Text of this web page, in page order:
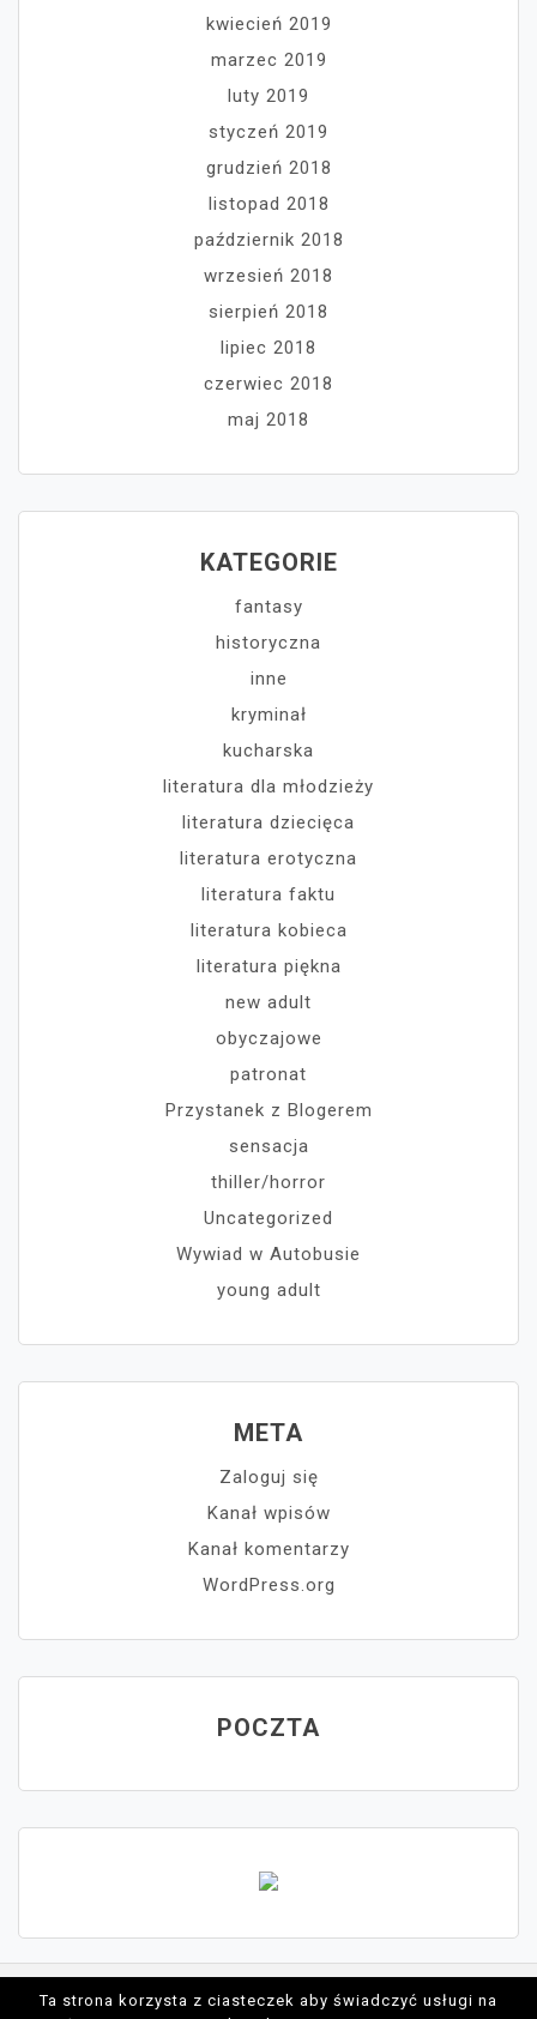
kwiecień 2019
marzec 2019
luty 2019
styczeń 2019
grudzień 2018
listopad 2018
październik 2018
wrzesień 2018
sierpień 2018
lipiec 2018
czerwiec 2018
maj 2018
KATEGORIE
fantasy
historyczna
inne
kryminał
kucharska
literatura dla młodzieży
literatura dziecięca
literatura erotyczna
literatura faktu
literatura kobieca
literatura piękna
new adult
obyczajowe
patronat
Przystanek z Blogerem
sensacja
thiller/horror
Uncategorized
Wywiad w Autobusie
young adult
META
Zaloguj się
Kanał wpisów
Kanał komentarzy
WordPress.org
POCZTA
Proudly powered by WordPress
Ta strona korzysta z ciasteczek aby świadczyć usługi na